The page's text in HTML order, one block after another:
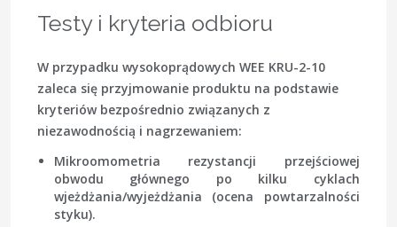
Testy i kryteria odbioru
W przypadku wysokoprądowych WEE KRU-2-10
zaleca się przyjmowanie produktu na podstawie
kryteriów bezpośrednio związanych z
niezawodnością i nagrzewaniem:
Mikroomometria rezystancji przejściowej
obwodu głównego po kilku cyklach
wjeżdżania/wyjeżdżania (ocena powtarzalności
styku).